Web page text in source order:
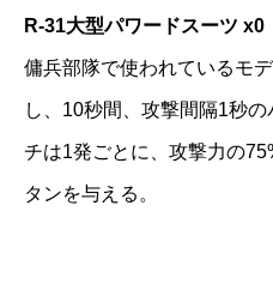
R-31大型パワードスーツ x0
傭兵部隊で使われているモ
し、10秒間、攻撃間隔1秒
チは1発ごとに、攻撃力の
タンを与える。